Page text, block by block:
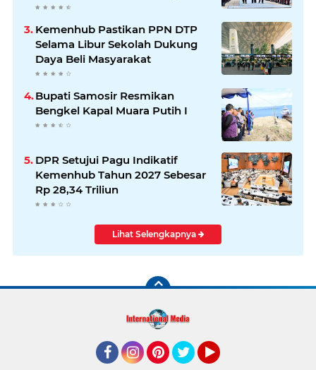
Indonesia–Jerman
Kemenhub Pastikan PPN DTP
Selama Libur Sekolah Dukung
Daya Beli Masyarakat
Bupati Samosir Resmikan
Bengkel Kapal Muara Putih I
DPR Setujui Pagu Indikatif
Kemenhub Tahun 2027 Sebesar
Rp 28,34 Triliun
Lihat Selengkapnya